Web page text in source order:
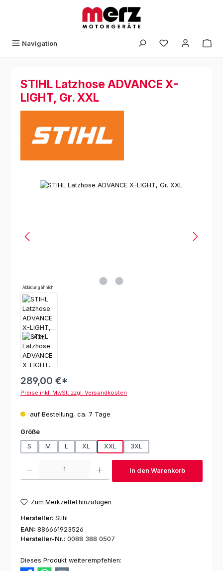
Navigation
STIHL Latzhose ADVANCE X-
LIGHT, Gr. XXL
Bildergalerie überspringen
Abbildung ähnlich
289,00 €*
Preise inkl. MwSt. zzgl. Versandkosten
auf Bestellung, ca. 7 Tage
Größeauswählen
S
M L XL XXL 3XL
Produkt Anzahl: Gib den gewünschten Wert ein oder benutze die
In den Warenkorb
Zum Merkzettel hinzufügen
Hersteller: Stihl
EAN: 886661923526
Hersteller-Nr.: 0088 388 0507
Dieses Produkt weiterempfehlen: